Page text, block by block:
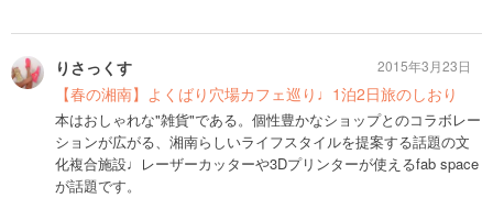
りさっくす
【春の湘南】よくばり穴場カフェ巡り♩1泊2日旅のしおり
本はおしゃれな"雑貨"である。個性豊かなショップとのコラボレー
ションが広がる、湘南らしいライフスタイルを提案する話題の文
化複合施設♩レーザーカッターや3Dプリンターが使えるfab space
が話題です。
2015年3月23日